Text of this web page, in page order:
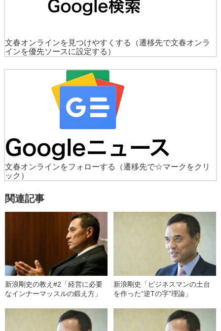
文春オンラインを見つけやすくする
（遷移先で文春オンラ
インを優先ソースに設定する）
文春オンラインをフォローする
（遷移先で☆マークをクリ
ック）
関連記事
新浪剛史の教え#2「経営に必要
なインナーマッスルの鍛え方」
新浪剛史「ビジネスマンの土台
を作った“逆Tの字”理論」